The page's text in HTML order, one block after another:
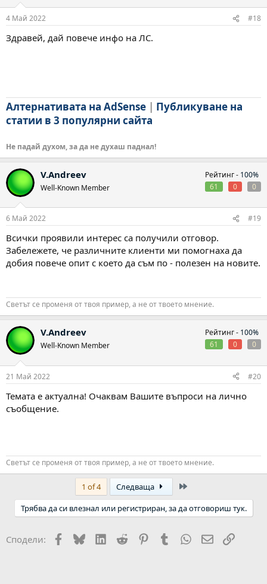
4 Май 2022 #18
Здравей, дай повече инфо на ЛС.
Алтернативата на AdSense | Публикуване на
статии в 3 популярни сайта
Не падай духом, за да не духаш паднал!
V.Andreev
Well-Known Member
Рейтинг - 100%
61
0 0
6 Май 2022 #19
Всички проявили интерес са получили отговор.
Забележете, че различните клиенти ми помогнаха да
добия повече опит с което да съм по - полезен на новите.
Светът се променя от твоя пример, а не от твоето мнение.
V.Andreev
Well-Known Member
Рейтинг - 100%
61
0 0
21 Май 2022 #20
Темата е актуална! Очаквам Вашите въпроси на лично
съобщение.
Светът се променя от твоя пример, а не от твоето мнение.
1 of 4 Следваща
Трябва да си влезнал или регистриран, за да отговориш тук.
Сподели: Facebook
BlueskyLinkedIn
Reddit PinterestTumblr WhatsApp
EmailLink